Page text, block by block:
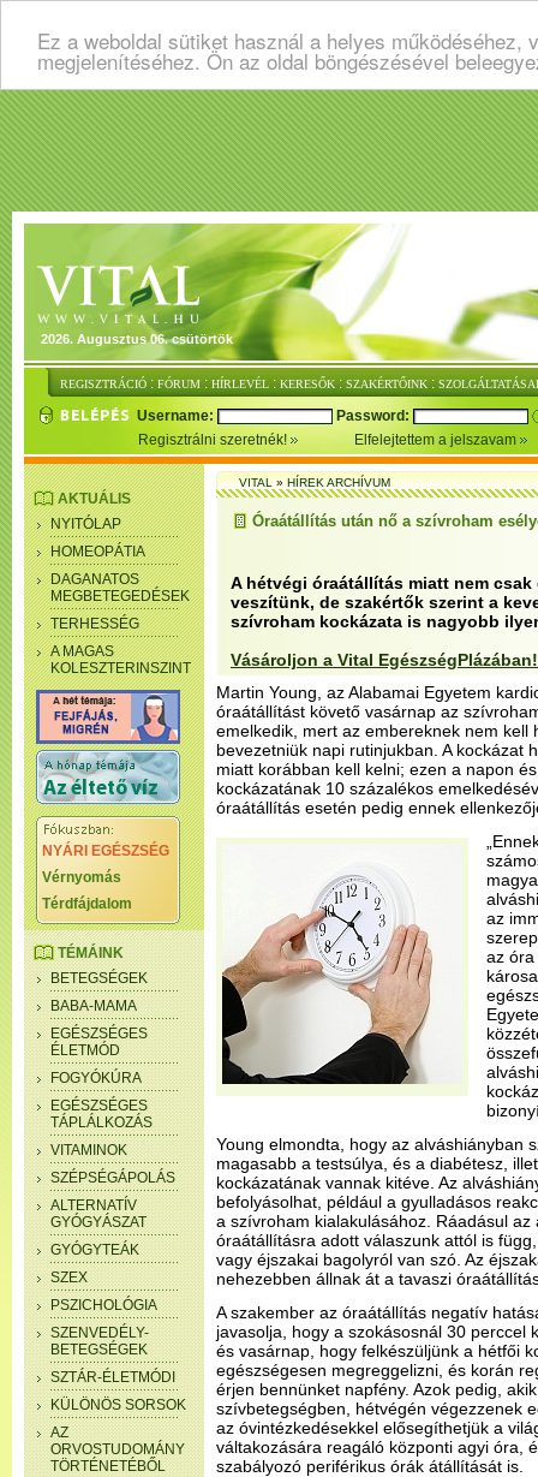
Ez a weboldal sütiket használ a helyes
megjelenítéséhez. Ön az oldal böngészésével
2026. Augusztus 06. csütörtök
REGISZTRÁCIÓ : FÓRUM : HÍRLEVÉL : KERESŐK : SZAKÉRTŐINK :
Username:
Password:
Regisztrálni szeretnék!
Elfelejtettem a jelszavam
AKTUÁLIS
NYITÓLAP
HOMEOPÁTIA
DAGANATOS
MEGBETEGEDÉSEK
TERHESSÉG
A MAGAS
KOLESZTERINSZINT
NYÁRI EGÉSZSÉG
Vérnyomás
Térdfájdalom
TÉMÁINK
BETEGSÉGEK
BABA-MAMA
EGÉSZSÉGES
ÉLETMÓD
FOGYÓKÚRA
EGÉSZSÉGES
TÁPLÁLKOZÁS
VITAMINOK
SZÉPSÉGÁPOLÁS
ALTERNATÍV
GYÓGYÁSZAT
GYÓGYTEÁK
SZEX
PSZICHOLÓGIA
SZENVEDÉLY-
BETEGSÉGEK
SZTÁR-ÉLETMÓDI
KÜLÖNÖS SORSOK
AZ
ORVOSTUDOMÁNY
TÖRTÉNETÉBŐL
VITAL»HÍREK ARCHÍVUM
Óraátállítás után nő a szívroham
A hétvégi óraátállítás miatt nem
veszítünk, de szakértők szerint a
szívroham kockázata is nagyobb
Vásároljon a Vital EgészségPlázában!
Martin Young, az Alabamai Egyetem
óraátállítást követő vasárnap az
emelkedik, mert az embereknek nem kell
bevezetniük napi rutinjukban. A kockázat
miatt korábban kell kelni; ezen a napon
kockázatának 10 százalékos
óraátállítás esetén pedig ennek
az
az
Young elmondta, hogy az alváshiányban
magasabb a testsúlya, és a diabétesz,
kockázatának vannak kitéve. Az
befolyásolhat, például a gyulladásos
a szívroham kialakulásához. Ráadásul az
óraátállításra adott válaszunk attól is
vagy éjszakai bagolyról van szó. Az
nehezebben állnak át a tavaszi
A szakember az óraátállítás negatív
javasolja, hogy a szokásosnál 30 perccel
és vasárnap, hogy felkészüljünk a hétfői
egészségesen megreggelizni, és korán
érjen bennünket napfény. Azok pedig,
szívbetegségben, hétvégén végezzenek
az óvintézkedésekkel elősegíthetjük a
váltakozására reagáló központi agyi óra,
szabályozó periférikus órák átállítását is.